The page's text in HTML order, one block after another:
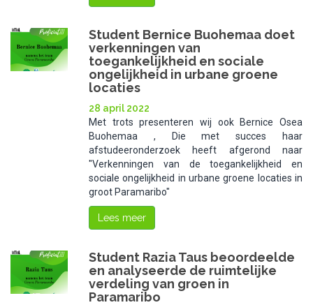
Student Bernice Buohemaa doet
verkenningen van
toegankelijkheid en sociale
ongelijkheid in urbane groene
locaties
28 april 2022
Met trots presenteren wij ook Bernice Osea
Buohemaa , Die met succes haar
afstudeeronderzoek heeft afgerond naar
"Verkenningen van de toegankelijkheid en
sociale ongelijkheid in urbane groene locaties in
groot Paramaribo"
Lees meer
Student Razia Taus beoordeelde
en analyseerde de ruimtelijke
verdeling van groen in
Paramaribo